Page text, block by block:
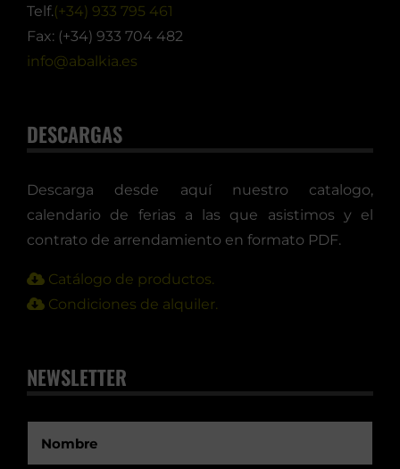
Telf.(+34) 933 795 461
Fax: (+34) 933 704 482
info@abalkia.es
DESCARGAS
Descarga desde aquí nuestro catalogo,
calendario de ferias a las que asistimos y el
contrato de arrendamiento en formato PDF.
Catálogo de productos.
Condiciones de alquiler.
NEWSLETTER